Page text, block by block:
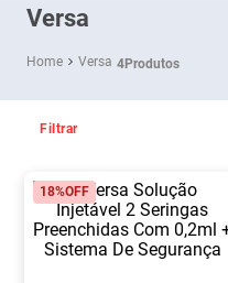
Versa
Versa 4Produtos
Filtrar
18%OFF
Termos mais buscados
1 º Fralda
3º
5º Fralda G
6º Shampoo
Desodorante